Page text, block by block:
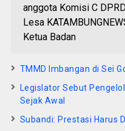
anggota Komisi C
Lesa
Ketua Badan
TMMD Imbangan di Sei
Legislator Sebut
Sejak Awal
Subandi: Prestasi Harus